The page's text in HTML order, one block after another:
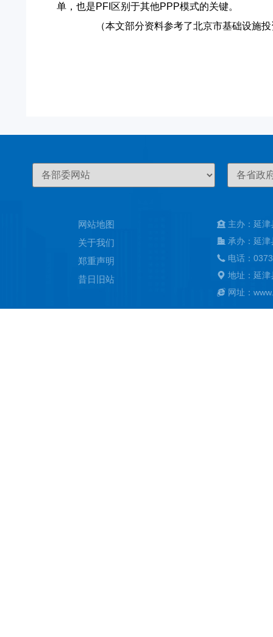
单，也是PFI区别于其他PPP模式的关键。
（本文部分资料参考了北京市基础设施投
网站地图
关于我们
郑重声明
昔日旧站
主办：延
承办：延
电话：
地址：延
网址：